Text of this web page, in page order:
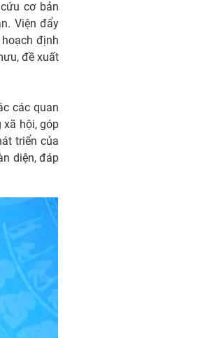
cơ bản
Viện đẩy
định
đề xuất
các quan
hội, góp
triển của
diện, đáp